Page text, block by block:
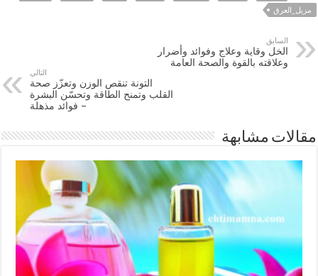
مزيل_العرق
السابق
الخل وقاية وعلاج وفوائد وأضرار
وعلاقته بالقوة والصحة العامة
التالي
التونة تنقص الوزن وتعزّز صحة
القلب وتمنح الطاقة وتحسّن البشرة
– فوائد مذهلة
مقالات مشابهة